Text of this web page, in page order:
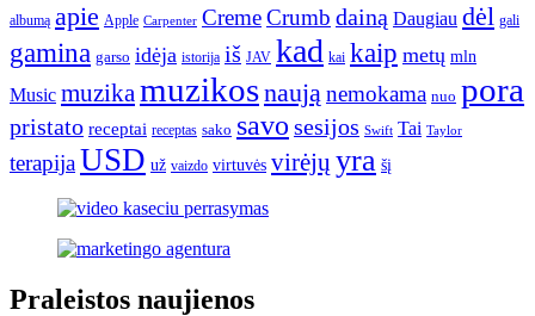
albumą apie Apple Carpenter CremeCrumb dainą Daugiau dėl gali
gamina garso idėja istorija iš JAV kad kai kaip metų mln
Music muzika muzikosnaują nemokama nuo pora
pristato receptai receptas sako savo sesijos Swift Tai Taylor
terapijaUSD už vaizdo virtuvės virėjų yra šį
Praleistos naujienos